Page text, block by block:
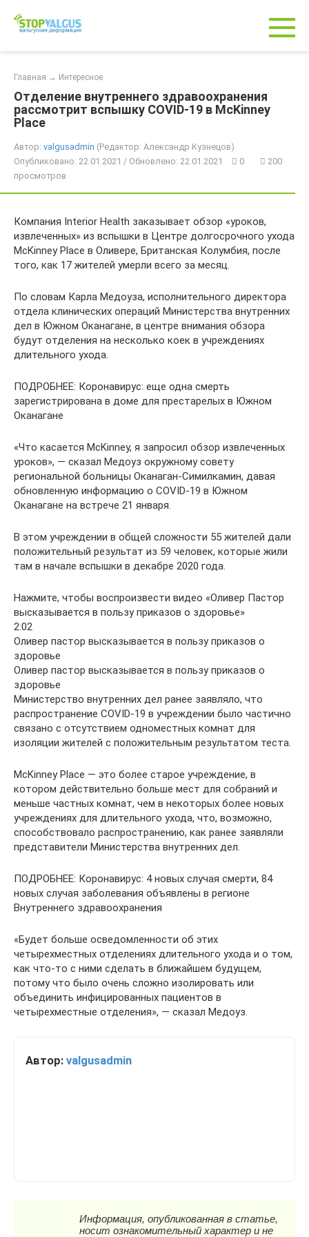
контенту
Главная → Интересное
Отделение внутреннего здравоохранения
рассмотрит вспышку COVID-19 в McKinney
Place
Автор: valgusadmin (Редактор: Александр Кузнецов)
Опубликовано: 22.01.2021 / Обновлено: 22.01.2021
0
200
просмотров
Компания Interior Health заказывает обзор «уроков,
извлеченных» из вспышки в Центре долгосрочного ухода
McKinney Place в Оливере, Британская Колумбия, после
того, как 17 жителей умерли всего за месяц.
По словам Карла Медоуза, исполнительного директора
отдела клинических операций Министерства внутренних
дел в Южном Оканагане, в центре внимания обзора
будут отделения на несколько коек в учреждениях
длительного ухода.
ПОДРОБНЕЕ: Коронавирус: еще одна смерть
зарегистрирована в доме для престарелых в Южном
Оканагане
«Что касается McKinney, я запросил обзор извлеченных
уроков», — сказал Медоуз окружному совету
региональной больницы Оканаган-Симилкамин, давая
обновленную информацию о COVID-19 в Южном
Оканагане на встрече 21 января.
В этом учреждении в общей сложности 55 жителей дали
положительный результат из 59 человек, которые жили
там в начале вспышки в декабре 2020 года.
Нажмите, чтобы воспроизвести видео «Оливер Пастор
высказывается в пользу приказов о здоровье»
2:02
Оливер пастор высказывается в пользу приказов о
здоровье
Оливер пастор высказывается в пользу приказов о
здоровье
Министерство внутренних дел ранее заявляло, что
распространение COVID-19 в учреждении было частично
связано с отсутствием одноместных комнат для
изоляции жителей с положительным результатом теста.
McKinney Place — это более старое учреждение, в
котором действительно больше мест для собраний и
меньше частных комнат, чем в некоторых более новых
учреждениях для длительного ухода, что, возможно,
способствовало распространению, как ранее заявляли
представители Министерства внутренних дел.
ПОДРОБНЕЕ: Коронавирус: 4 новых случая смерти, 84
новых случая заболевания объявлены в регионе
Внутреннего здравоохранения
«Будет больше осведомленности об этих
четырехместных отделениях длительного ухода и о том,
как что-то с ними сделать в ближайшем будущем,
потому что было очень сложно изолировать или
объединить инфицированных пациентов в
четырехместные отделения», — сказал Медоуз.
Автор: valgusadmin